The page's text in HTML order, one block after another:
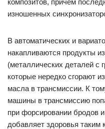
изношенных
В автоматических и
накапливаются продукты
(металлических деталей
которые нередко сгорают
масла в трансмиссии. К
машины в трансмиссию
при форсировании бродов
добавляет здоровья таким